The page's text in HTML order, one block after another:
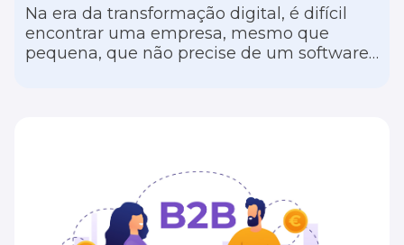
Na era da transformação digital, é difícil
encontrar uma empresa, mesmo que
pequena, que não precise de um software